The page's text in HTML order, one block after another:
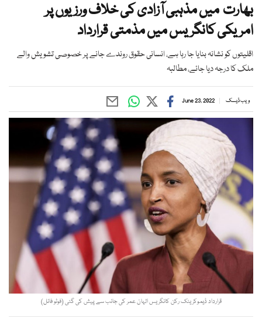
بھارت میں مذہبی آزادی کی خلاف ورزیوں پر
امریکی کانگریس میں مذمتی قرارداد
اقلیتوں کو نشانہ بنایا جا رہا ہے، انسانی حقوق روندے جانے پر خصوصی تشویش والے
ملک کا درجہ دیا جائے، مطالبہ
ویب ڈیسک June 23, 2022
قرارداد ڈیموکریٹک رکن کانگریس الہان عمر کی جانب سے پیش کی گئی (فوٹو فائل)